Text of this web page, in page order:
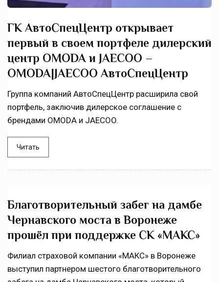
ГК АвтоСпецЦентр открывает
первый в своем портфеле дилерский
центр OMODA и JAECOO –
OMODA|JAECOO АвтоСпецЦентр
Группа компаний АвтоСпецЦентр расширила свой
портфель, заключив дилерское соглашение с
брендами OMODA и JAECOO.
Читать
Благотворительный забег на дамбе
Чернавского моста в Воронеже
прошёл при поддержке СК «МАКС»
Филиал страховой компании «МАКС» в Воронеже
выступил партнером шестого благотворительного